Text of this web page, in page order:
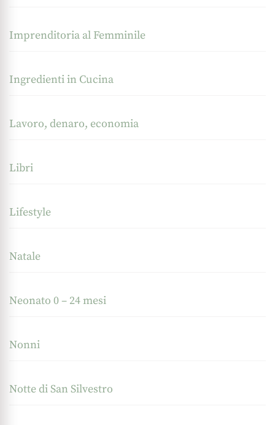
Imprenditoria al Femminile
Ingredienti in Cucina
Lavoro, denaro, economia
Libri
Lifestyle
Natale
Neonato 0 – 24 mesi
Nonni
Notte di San Silvestro